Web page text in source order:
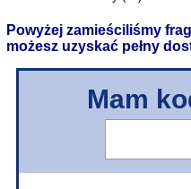
Powyżej zamieściliśmy
możesz uzyskać pełny
Mam